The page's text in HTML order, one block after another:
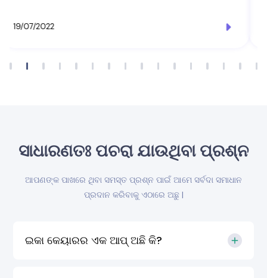
19/07/2022
ସାଧାରଣତଃ ପଚରା ଯାଉଥିବା ପ୍ରଶ୍ନ
ଆପଣଙ୍କ ପାଖରେ ଥିବା ସମସ୍ତ ପ୍ରଶ୍ନ ପାଇଁ ଆମେ ସର୍ବଦା ସମାଧାନ
ପ୍ରଦାନ କରିବାକୁ ଏଠାରେ ଅଛୁ |
ଇକା କେୟାରର ଏକ ଆପ୍ ଅଛି କି?